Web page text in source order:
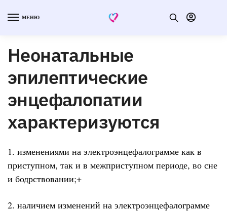
МЕНЮ
Неонатальные
эпилептические
энцефалопатии
характеризуются
1. изменениями на электроэнцефалограмме как в
приступном, так и в межприступном периоде, во сне
и бодрствовании;+
2. наличием изменений на электроэнцефалограмме